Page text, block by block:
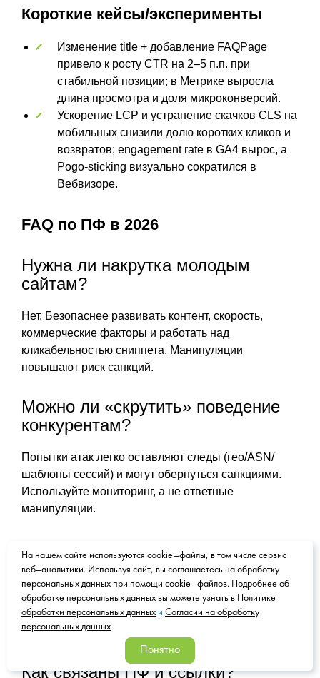
Короткие кейсы/эксперименты
Изменение title + добавление FAQPage
привело к росту CTR на 2–5 п.п. при
стабильной позиции; в Метрике выросла
длина просмотра и доля микроконверсий.
Ускорение LCP и устранение скачков CLS на
мобильных снизили долю коротких кликов и
возвратов; engagement rate в GA4 вырос, а
Pogo-sticking визуально сократился в
Вебвизоре.
FAQ по ПФ в 2026
Нужна ли накрутка молодым
сайтам?
Нет. Безопаснее развивать контент, скорость,
коммерческие факторы и работать над
кликабельностью сниппета. Манипуляции
повышают риск санкций.
Можно ли «скрутить» поведение
конкурентам?
Попытки атак легко оставляют следы (гео/ASN/
шаблоны сессий) и могут обернуться санкциями.
Используйте мониторинг, а не ответные
манипуляции.
Актуальна ли накрутка ПФ
сейчас?
Риски и сложность высоки: алгоритмы учитывают
множество паттернов и персонализацию. Эффект
краткосрочный, последствия — долгосрочные.
Как связаны ПФ и ссылки?
На нашем сайте используются cookie–файлы, в том числе сервис
веб–аналитики. Используя сайт, вы соглашаетесь на обработку
персональных данных при помощи cookie–файлов. Подробнее об
обработке персональных данных вы можете узнать в
Политике
обработки персональных данных и Согласии на обработку
персональных данных
Понятно